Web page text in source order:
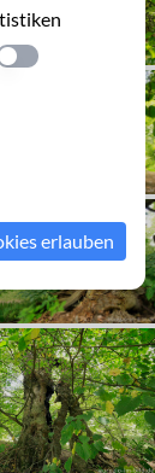
erlauben